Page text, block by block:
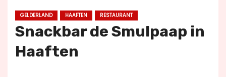
GELDERLAND HAAFTEN RESTAURANT
Snackbar de Smulpaap in
Haaften